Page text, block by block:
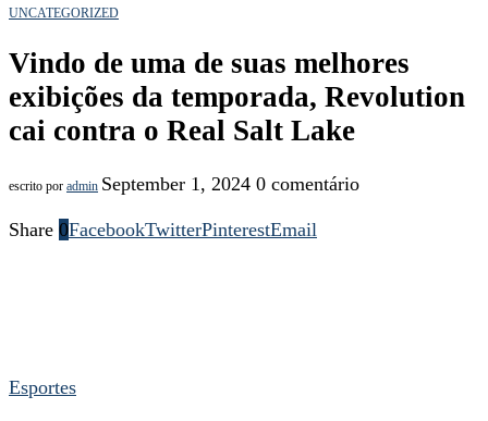
UNCATEGORIZED
Vindo de uma de suas melhores
exibições da temporada, Revolution
cai contra o Real Salt Lake
escrito por admin September 1, 2024 0 comentário
Share 0FacebookTwitterPinterestEmail
Esportes